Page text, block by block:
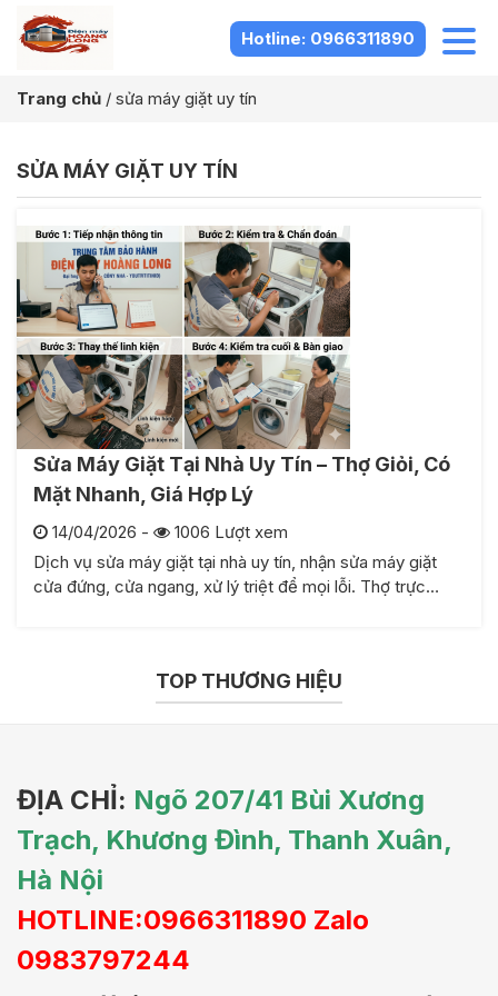
Hotline: 0966311890
Trang chủ / sửa máy giặt uy tín
SỬA MÁY GIẶT UY TÍN
Sửa Máy Giặt Tại Nhà Uy Tín – Thợ Giỏi, Có
Mặt Nhanh, Giá Hợp Lý
14/04/2026 -
1006 Lượt xem
Dịch vụ sửa máy giặt tại nhà uy tín, nhận sửa máy giặt
cửa đứng, cửa ngang, xử lý triệt để mọi lỗi. Thợ trực…
TOP THƯƠNG HIỆU
ĐỊA CHỈ: Ngõ 207/41 Bùi Xương
Trạch, Khương Đình, Thanh Xuân,
Hà Nội
HOTLINE:0966311890 Zalo
0983797244